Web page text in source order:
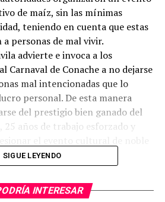
de maíz, sin las mínimas
teniendo en cuenta que estas
personas de mal vivir.
advierte e invoca a los
Carnaval de Conache a no dejarse
mal intencionadas que lo
personal. De esta manera
del prestigio bien ganado del
25 años de trabajo esforzado y
anuncian que la
SIGUE LEYENDO
INTERESAR